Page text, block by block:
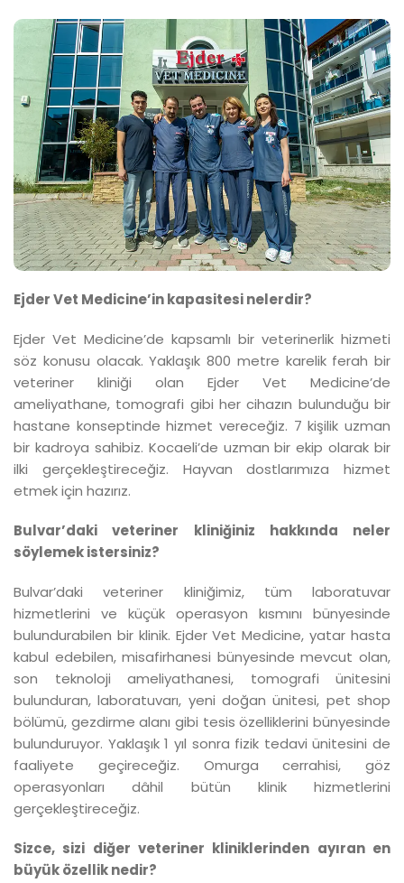
Ejder Vet Medicine’in kapasitesi nelerdir?
Ejder Vet Medicine’de kapsamlı bir veterinerlik hizmeti
söz konusu olacak. Yaklaşık 800 metre karelik ferah bir
veteriner kliniği olan Ejder Vet Medicine’de
ameliyathane, tomografi gibi her cihazın bulunduğu bir
hastane konseptinde hizmet vereceğiz. 7 kişilik uzman
bir kadroya sahibiz. Kocaeli’de uzman bir ekip olarak bir
ilki gerçekleştireceğiz. Hayvan dostlarımıza hizmet
etmek için hazırız.
Bulvar’daki veteriner kliniğiniz hakkında neler
söylemek istersiniz?
Bulvar’daki veteriner kliniğimiz, tüm laboratuvar
hizmetlerini ve küçük operasyon kısmını bünyesinde
bulundurabilen bir klinik. Ejder Vet Medicine, yatar hasta
kabul edebilen, misafirhanesi bünyesinde mevcut olan,
son teknoloji ameliyathanesi, tomografi ünitesini
bulunduran, laboratuvarı, yeni doğan ünitesi, pet shop
bölümü, gezdirme alanı gibi tesis özelliklerini bünyesinde
bulunduruyor. Yaklaşık 1 yıl sonra fizik tedavi ünitesini de
faaliyete geçireceğiz. Omurga cerrahisi, göz
operasyonları dâhil bütün klinik hizmetlerini
gerçekleştireceğiz.
Sizce, sizi diğer veteriner kliniklerinden ayıran en
büyük özellik nedir?